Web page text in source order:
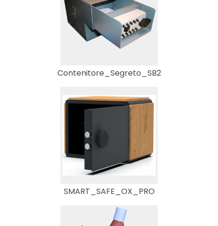
Contenitore_Segreto_SB2
SMART_SAFE_OX_PRO